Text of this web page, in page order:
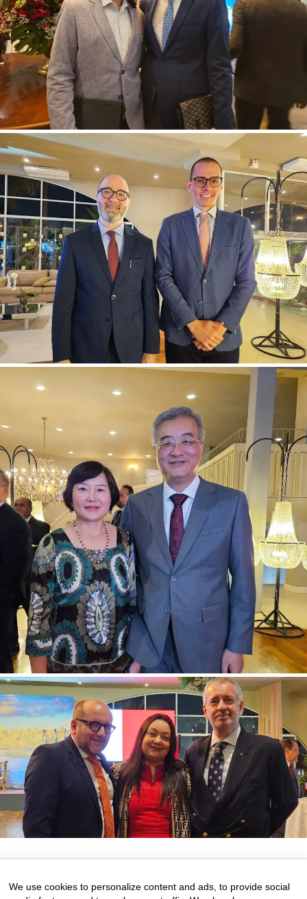
We use cookies to personalize content and ads, to provide social